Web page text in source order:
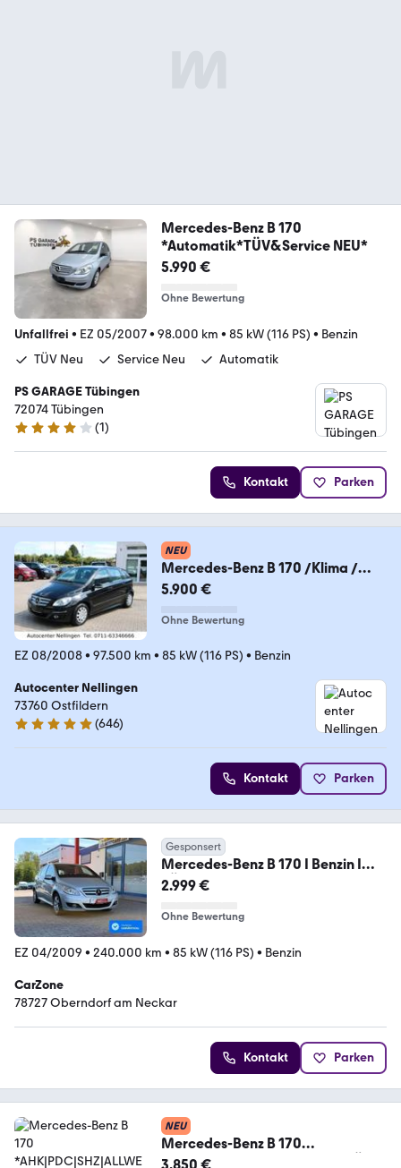
Mercedes-Benz B 170
*Automatik*TÜV&Service NEU*
5.990 €
Ohne Bewertung
Unfallfrei • EZ 05/2007• 98.000 km • 85 kW (116 PS) • Benzin
TÜV Neu
Service Neu Automatik
PS GARAGE Tübingen
72074 Tübingen
4 Sterne
(1)
Kontakt Parken
NEU
Mercedes-Benz B 170 /Klima /
Tempomat / Navi / AHK
5.900 €
Ohne Bewertung
EZ 08/2008• 97.500 km • 85 kW (116 PS) • Benzin
Autocenter Nellingen
73760 Ostfildern
4.8 Sterne
(646)
Kontakt Parken
Gesponsert
Mercedes-Benz B 170 I Benzin I
TÜV 04/2028
2.999 €
Ohne Bewertung
EZ 04/2009 • 240.000 km • 85 kW (116 PS) • Benzin
CarZone
78727 Oberndorf am Neckar
Kontakt Parken
NEU
Mercedes-Benz B 170
*AHK|PDC|SHZ|ALLWETTER|TÜV*